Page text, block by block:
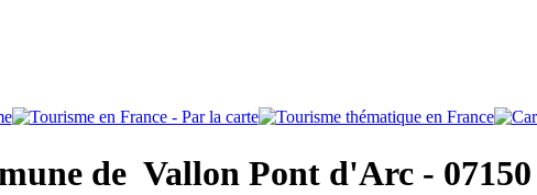
de Vallon Pont d'Arc - 07150